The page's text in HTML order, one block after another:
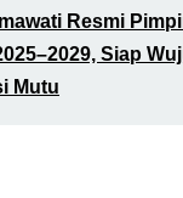
Resmi
Siap
Mutu